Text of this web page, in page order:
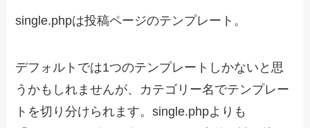
single.phpは投稿ページのテンプレート。
デフォルトでは1つのテンプレートしかないと思
うかもしれませんが、カテゴリー名でテンプレー
トを切り分けられます。single.phpよりも